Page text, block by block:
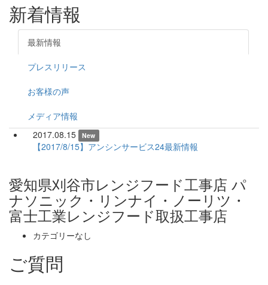
新着情報
最新情報
プレスリリース
お客様の声
メディア情報
2017.08.15
New
【2017/8/15】アンシンサービス24最新情報
愛知県刈谷市レンジフード工事店 パ
ナソニック・リンナイ・ノーリツ・
富士工業レンジフード取扱工事店
カテゴリーなし
ご質問